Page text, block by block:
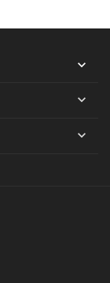
expand_more
expand_more
expand_more